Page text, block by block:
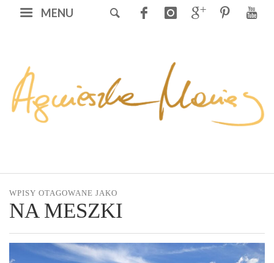
MENU
WPISY OTAGOWANE JAKO
NA MESZKI